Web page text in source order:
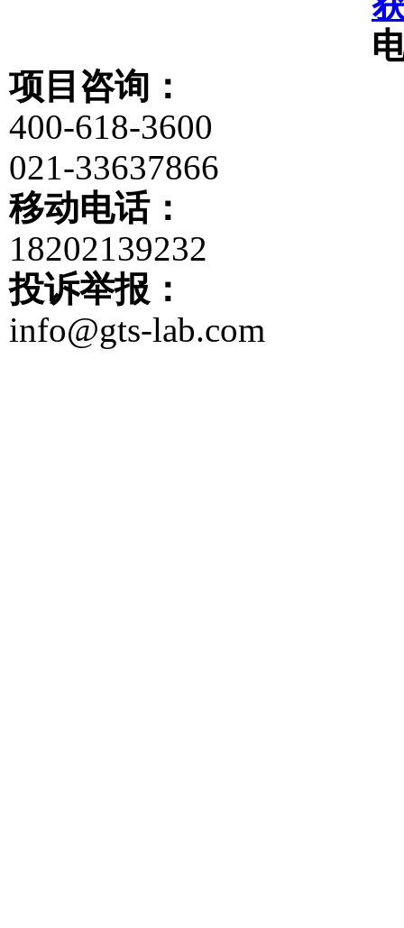
项目咨询：
400-618-3600
021-33637866
移动电话：
18202139232
投诉举报：
info@gts-lab.com